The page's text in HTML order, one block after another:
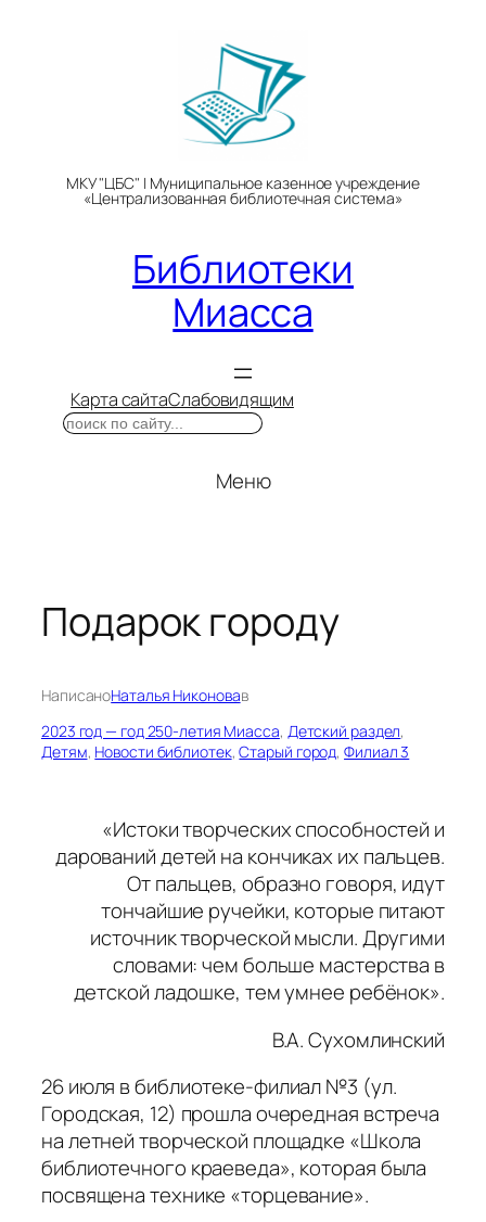
МКУ "ЦБС" | Муниципальное казенное учреждение
«Централизованная библиотечная система»
Библиотеки
Миасса
Карта сайтаСлабовидящим
Поиск
Меню
Подарок городу
НаписаноНаталья Никоновав
2023 год — год 250-летия Миасса, Детский раздел
Детям, Новости библиотек, Старый город, Филиал 3
«Истоки творческих способностей и
дарований детей на кончиках их пальцев.
От пальцев, образно говоря, идут
тончайшие ручейки, которые питают
источник творческой мысли. Другими
словами: чем больше мастерства в
детской ладошке, тем умнее ребёнок».
В.А. Сухомлинский
26 июля в библиотеке-филиал №3 (ул.
Городская, 12) прошла очередная встреча
на летней творческой площадке «Школа
библиотечного краеведа», которая была
посвящена технике «торцевание».